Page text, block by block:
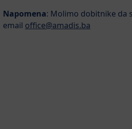
Napomena: Molimo dobitnike da
email office@amadis.ba